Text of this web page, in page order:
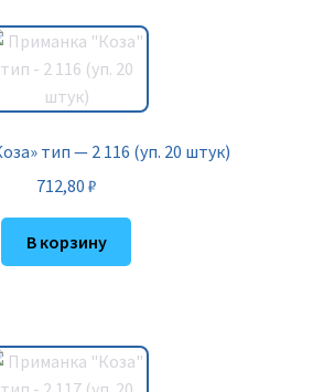
тип — 2 116 (уп. 20 штук)
712,80 ₽
В корзину